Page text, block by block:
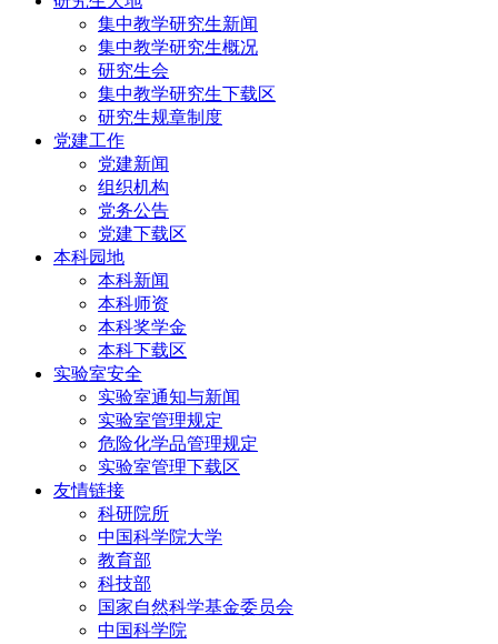
集中教学研究生新闻
集中教学研究生概况
研究生会
集中教学研究生下载区
研究生规章制度
党建工作
党建新闻
组织机构
党务公告
党建下载区
本科园地
本科新闻
本科师资
本科奖学金
本科下载区
实验室安全
实验室通知与新闻
实验室管理规定
危险化学品管理规定
实验室管理下载区
友情链接
科研院所
中国科学院大学
教育部
科技部
国家自然科学基金委员会
中国科学院